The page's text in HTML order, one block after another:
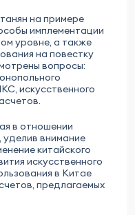
на примере
имплементации
уровне, а также
на повестку
вопросы:
искусственного
в отношении
внимание
китайского
искусственного
в Китае
предлагаемых